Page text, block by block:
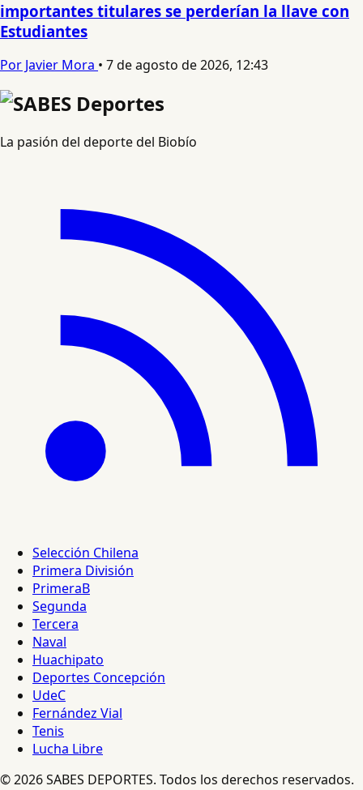
importantes titulares se perderían la llave con
Estudiantes
Por Javier Mora • 7 de agosto de 2026, 12:43
La pasión del deporte del Biobío
Selección Chilena
Primera División
PrimeraB
Segunda
Tercera
Naval
Huachipato
Deportes Concepción
UdeC
Fernández Vial
Tenis
Lucha Libre
© 2026 SABES DEPORTES. Todos los derechos reservados.